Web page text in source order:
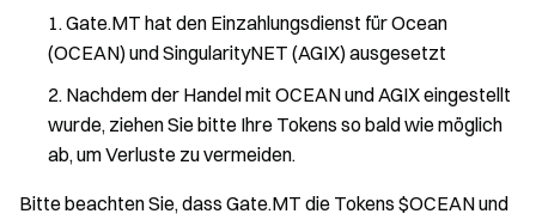
Gate.MT hat den Einzahlungsdienst für Ocean
(OCEAN) und SingularityNET (AGIX) ausgesetzt
Nachdem der Handel mit OCEAN und AGIX eingestellt
wurde, ziehen Sie bitte Ihre Tokens so bald wie möglich
ab, um Verluste zu vermeiden.
Bitte beachten Sie, dass Gate.MT die Tokens $OCEAN und